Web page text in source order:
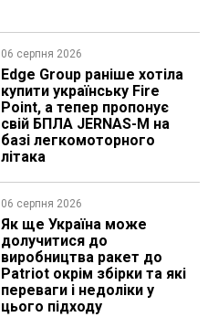
06 серпня 2026
Edge Group раніше хотіла
купити українську Fire
Point, а тепер пропонує
свій БПЛА JERNAS-M на
базі легкомоторного
літака
06 серпня 2026
Як ще Україна може
долучитися до
виробництва ракет до
Patriot окрім збірки та які
переваги і недоліки у
цього підходу